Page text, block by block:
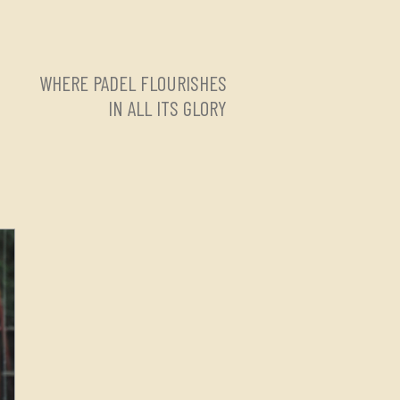
WHERE PADEL FLOURISHES
IN ALL ITS GLORY